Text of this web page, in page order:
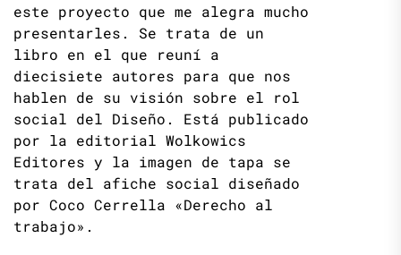
este proyecto que me alegra mucho
presentarles. Se trata de un
libro en el que reuní a
diecisiete autores para que nos
hablen de su visión sobre el rol
social del Diseño. Está publicado
por la editorial Wolkowics
Editores y la imagen de tapa se
trata del afiche social diseñado
por Coco Cerrella «Derecho al
trabajo».